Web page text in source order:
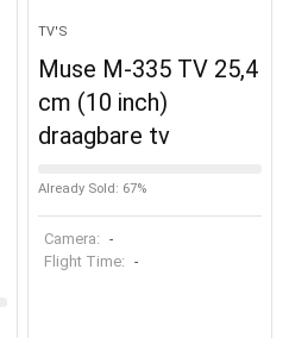
TV'S
Muse M-335 TV 25,4
cm (10 inch)
draagbare tv
Already Sold: 67%
Camera: -
Flight Time: -